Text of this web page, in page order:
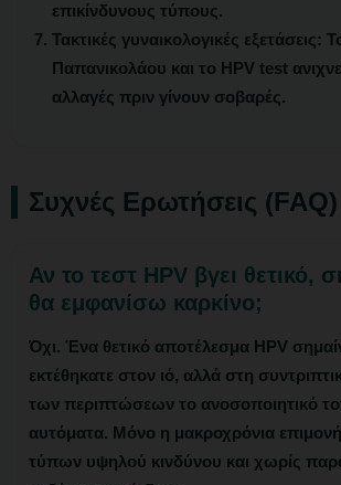
επικίνδυνους τύπους.
Τακτικές γυναικολογικές εξετάσεις:
Παπανικολάου και το HPV test
αλλαγές πριν γίνουν σοβαρές.
Συχνές Ερωτήσεις (FAQ)
Αν το τεστ HPV βγει θετικό,
θα εμφανίσω καρκίνο;
Όχι. Ένα θετικό αποτέλεσμα HPV
εκτέθηκατε στον ιό, αλλά στη
των περιπτώσεων το ανοσοποιητικό
αυτόματα. Μόνο η μακροχρόνια
τύπων υψηλού κινδύνου και χωρίς